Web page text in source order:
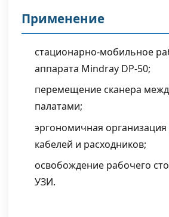
Применение
стационарно-мобильное
аппарата Mindray DP-50;
перемещение сканера
палатами;
эргономичная организация
кабелей и расходников;
освобождение рабочего
УЗИ.